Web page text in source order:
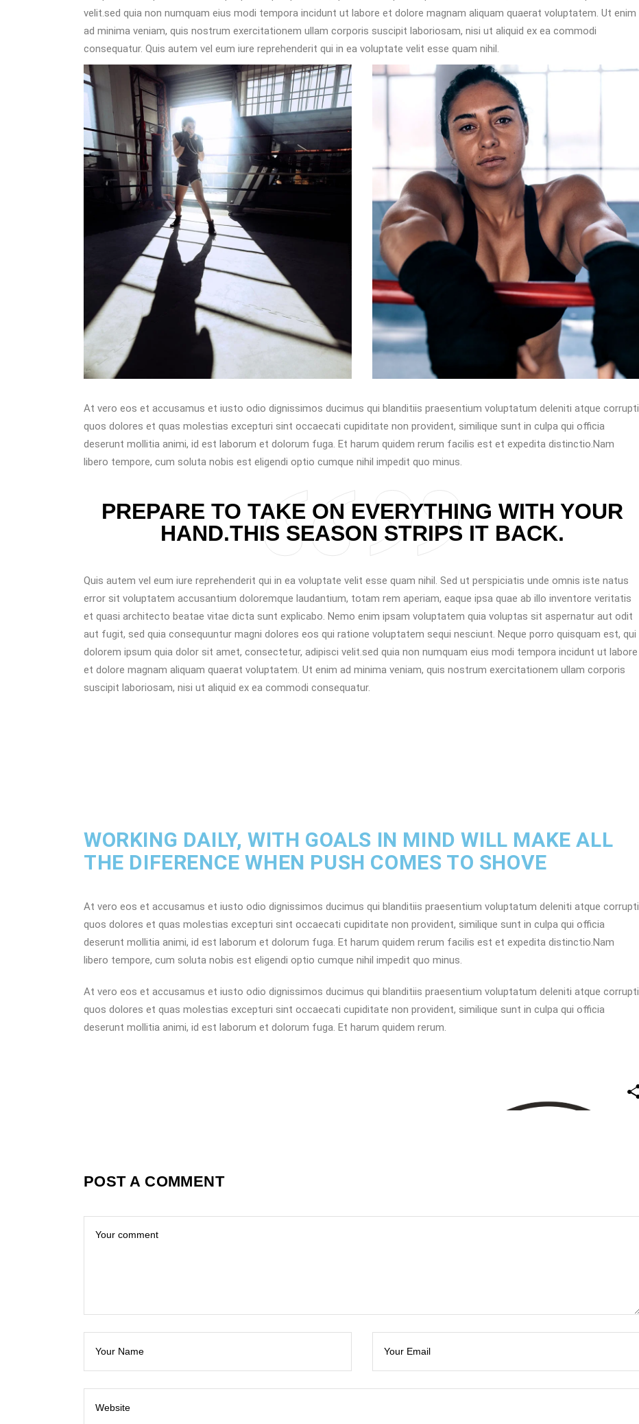
velit.sed quia non numquam eius modi tempora incidunt ut labore et dolore magnam aliquam quaerat voluptatem. Ut enim
ad minima veniam, quis nostrum exercitationem ullam corporis suscipit laboriosam, nisi ut aliquid ex ea commodi
consequatur. Quis autem vel eum iure reprehenderit qui in ea voluptate velit esse quam nihil.
At vero eos et accusamus et iusto odio dignissimos ducimus qui blanditiis praesentium voluptatum deleniti atque corrupti
quos dolores et quas molestias excepturi sint occaecati cupiditate non provident, similique sunt in culpa qui officia
deserunt mollitia animi, id est laborum et dolorum fuga. Et harum quidem rerum facilis est et expedita distinctio.Nam
libero tempore, cum soluta nobis est eligendi optio cumque nihil impedit quo minus.
PREPARE TO TAKE ON EVERYTHING WITH YOUR
HAND.THIS SEASON STRIPS IT BACK.
Quis autem vel eum iure reprehenderit qui in ea voluptate velit esse quam nihil. Sed ut perspiciatis unde omnis iste natus
error sit voluptatem accusantium doloremque laudantium, totam rem aperiam, eaque ipsa quae ab illo inventore veritatis
et quasi architecto beatae vitae dicta sunt explicabo. Nemo enim ipsam voluptatem quia voluptas sit aspernatur aut odit
aut fugit, sed quia consequuntur magni dolores eos qui ratione voluptatem sequi nesciunt. Neque porro quisquam est, qui
dolorem ipsum quia dolor sit amet, consectetur, adipisci velit.sed quia non numquam eius modi tempora incidunt ut labore
et dolore magnam aliquam quaerat voluptatem. Ut enim ad minima veniam, quis nostrum exercitationem ullam corporis
suscipit laboriosam, nisi ut aliquid ex ea commodi consequatur.
WORKING DAILY, WITH GOALS IN MIND WILL MAKE ALL
THE DIFERENCE WHEN PUSH COMES TO SHOVE
At vero eos et accusamus et iusto odio dignissimos ducimus qui blanditiis praesentium voluptatum deleniti atque corrupti
quos dolores et quas molestias excepturi sint occaecati cupiditate non provident, similique sunt in culpa qui officia
deserunt mollitia animi, id est laborum et dolorum fuga. Et harum quidem rerum facilis est et expedita distinctio.Nam
libero tempore, cum soluta nobis est eligendi optio cumque nihil impedit quo minus.
At vero eos et accusamus et iusto odio dignissimos ducimus qui blanditiis praesentium voluptatum deleniti atque corrupti
quos dolores et quas molestias excepturi sint occaecati cupiditate non provident, similique sunt in culpa qui officia
deserunt mollitia animi, id est laborum et dolorum fuga. Et harum quidem rerum.
POST A COMMENT